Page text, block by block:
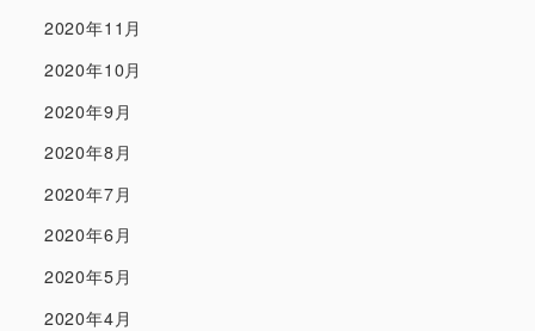
2020年11月
2020年10月
2020年9月
2020年8月
2020年7月
2020年6月
2020年5月
2020年4月